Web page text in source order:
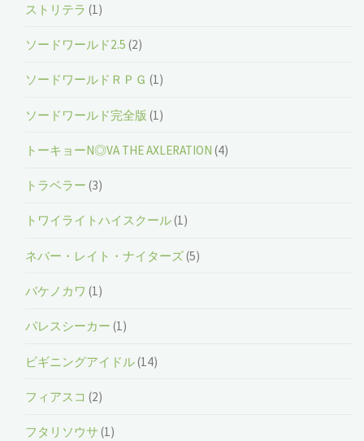
ストリテラ (1)
ソードワールド2.5 (2)
ソードワールドＲＰＧ (1)
ソードワールド完全版 (1)
トーキョーN◎VA THE AXLERATION (4)
トラベラー (3)
トワイライトハイスクール(1)
ネバー・レイト・ナイターズ(5)
バケノカワ (1)
パレスシーカー (1)
ビギニングアイドル(14)
フィアスコ (2)
フタリソウサ (1)